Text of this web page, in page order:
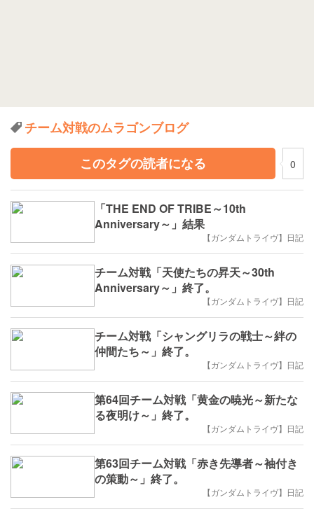
チーム対戦のムラゴンブログ
このタグの読者になる
0
「THE END OF TRIBE～10th
Anniversary～」結果
【ガンダムトライヴ】日記
チーム対戦「天使たちの昇天～30th
Anniversary～」終了。
【ガンダムトライヴ】日記
チーム対戦「シャングリラの戦士～絆の
仲間たち～」終了。
【ガンダムトライヴ】日記
第64回チーム対戦「黄金の暁光～新たな
る夜明け～」終了。
【ガンダムトライヴ】日記
第63回チーム対戦「赤き先導者～袖付き
の策動～」終了。
【ガンダムトライヴ】日記